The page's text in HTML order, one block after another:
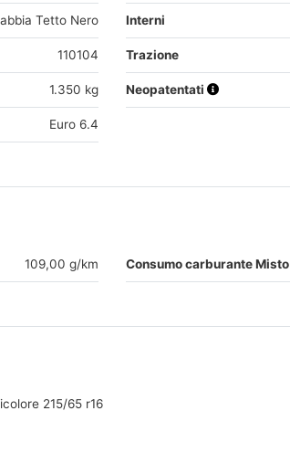
Tetto Nero Interni
110104 Trazione
1.350 kg Neopatentati
Euro 6.4
109,00 g/km Consumo carburante Misto
215/65 r16